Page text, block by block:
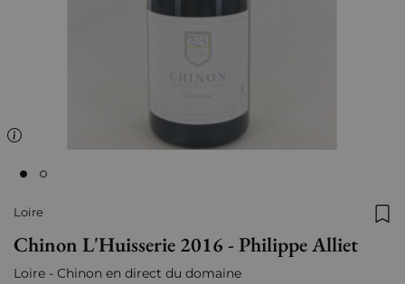
Loire
Chinon L'Huisserie 2016 - Philippe Alliet
Loire - Chinon en direct du domaine